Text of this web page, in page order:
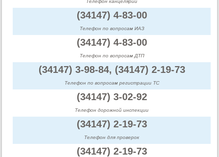
(34147) 4-83-00
Телефон по вопросам ИАЗ
(34147) 4-83-00
Телефон по вопросам ДТП
(34147) 3-98-84, (34147) 2-19-73
Телефон по вопросам регистрации ТС
(34147) 3-02-92
Телефон дорожной инспекции
(34147) 2-19-73
Телефон для проверок
(34147) 2-19-73